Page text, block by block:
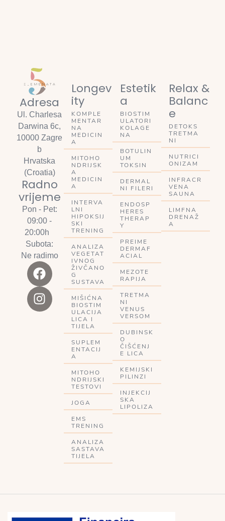
Adresa
Ul. Charlesa
Darwina 6c,
10000 Zagre
b
Hrvatska
(Croatia)
Radno
vrijeme
Pon - Pet:
09:00 -
20:00h
Subota:
Ne radimo
Longev
ity
KOMPLE
MENTAR
NA
MEDICIN
A
MITOHO
NDRIJSK
A
MEDICIN
A
INTERVA
LNI
HIPOKSIJ
SKI
TRENING
ANALIZA
VEGETAT
IVNOG
ŽIVČANO
G
SUSTAVA
MIŠIĆNA
BIOSTIM
ULACIJA
LICA I
TIJELA
SUPLEM
ENTACIJ
A
MITOHO
NDRIJSKI
TESTOVI
JOGA
EMS
TRENING
ANALIZA
SASTAVA
TIJELA
Estetik
a
BIOSTIM
ULATORI
KOLAGE
NA
BOTULIN
UM
TOKSIN
DERMAL
NI FILERI
ENDOSP
HERES
THERAP
Y
PREIME
DERMAF
ACIAL
MEZOTE
RAPIJA
TRETMA
NI
VENUS
VERSOM
DUBINSK
O
ČIŠĆENJ
E LICA
KEMIJSKI
PILINZI
INJEKCIJ
SKA
LIPOLIZA
Relax &
Balanc
e
DETOKS
TRETMA
NI
NUTRICI
ONIZAM
INFRACR
VENA
SAUNA
LIMFNA
DRENAŽ
A